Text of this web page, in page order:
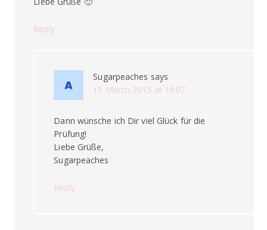
Reply
Sugarpeaches says
15 March 2015 at 19:07
Dann wünsche ich Dir viel Glück für die
Prüfung!
Liebe Grüße,
Sugarpeaches
Reply